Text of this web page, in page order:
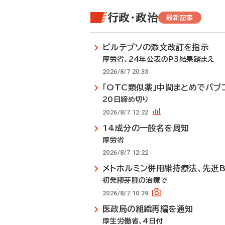
行政・政治 最新記事
ビルテプソの添文改訂を指示
厚労省、24年公表のP3結果踏まえ
2026/8/7 20:33
「OTC類似薬」中間まとめでパブ
20日締め切り
2026/8/7 12:22
14成分の一般名を周知
厚労省
2026/8/7 12:22
メトホルミン併用維持療法、先進
初発膠芽腫の治療で
2026/8/7 10:39
医政局の組織再編を通知
厚生労働省、4日付